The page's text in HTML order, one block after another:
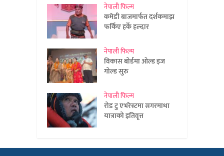
नेपाली फिल्म
कमेडी बाजमार्फत दर्शकमाझ
फर्किए हर्के हल्दार
नेपाली फिल्म
विकास बोर्डमा ओल्ड इज
गोल्ड सुरु
नेपाली फिल्म
रोड टु एभरेस्टमा सगरमाथा
यात्राको इतिवृत्त